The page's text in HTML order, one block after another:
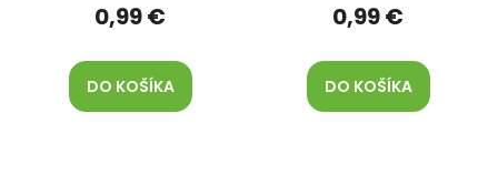
0,99 €
DO KOŠÍKA
0,99 €
DO KOŠÍKA